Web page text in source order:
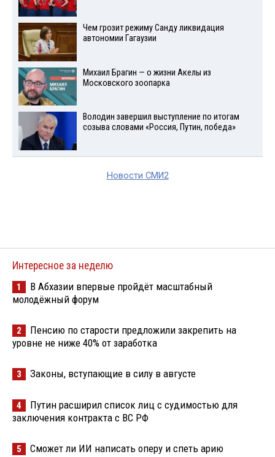
Чем грозит режиму Санду ликвидация
автономии Гагаузии
Михаил Брагин — о жизни Акелы из
Московского зоопарка
Володин завершил выступление по итогам
созыва словами «Россия, Путин, победа»
Новости СМИ2
Интересное за неделю
1
В Абхазии впервые пройдёт масштабный
молодёжный форум
2
Пенсию по старости предложили закрепить на
уровне не ниже 40% от заработка
3 Законы, вступающие в силу в августе
4
Путин расширил список лиц с судимостью для
заключения контракта с ВС РФ
5 Сможет ли ИИ написать оперу и спеть арию